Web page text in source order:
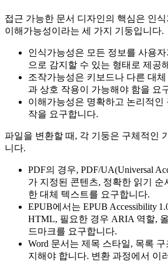
접근 가능한 문서 디자인의 핵심은 인식
이해가능성이라는 세 가지 기둥입니다.
인식가능성은 모든 정보를 사용자
으로 감지할 수 있는 형태로 제공
조작가능성은 키보드나 다른 대
과 상호 작용이 가능해야 함을 요
이해가능성은 명확하고 논리적인
작을 요구합니다.
파일을 변환할 때, 각 기둥은 구체적인
니다.
PDF의 경우, PDF/UA(Universal
가 지정된 콘텐츠, 정확한 읽기 순
한 대체 텍스트를 요구합니다.
EPUB에서는 EPUB Accessibility
HTML, 필요한 경우 ARIA 역할,
드마크를 요구합니다.
Word 문서는 제목 스타일, 목록
지해야 합니다. 변환 과정에서 이